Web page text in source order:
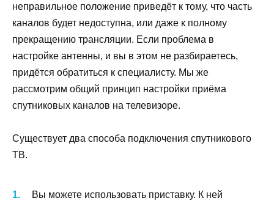
неправильное положение приведёт к тому, что часть
каналов будет недоступна, или даже к полному
прекращению трансляции. Если проблема в
настройке антенны, и вы в этом не разбираетесь,
придётся обратиться к специалисту. Мы же
рассмотрим общий принцип настройки приёма
спутниковых каналов на телевизоре.
Существует два способа подключения спутникового
ТВ.
Вы можете использовать приставку. К ней